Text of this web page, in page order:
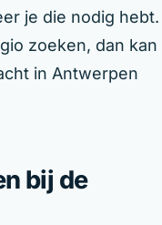
je die nodig hebt.
zoeken, dan kan
in Antwerpen
bij de